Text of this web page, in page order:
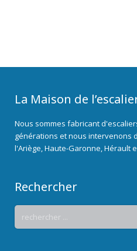
La Maison de
Nous sommes fabricant
générations et nous intervenons
l'Ariège, Haute-Garonne, Hérault
Rechercher